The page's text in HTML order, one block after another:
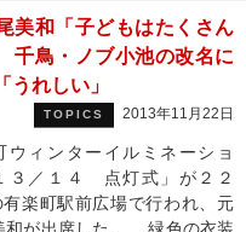
美和「子どもはたくさん
鳥・ノブ小池の改名に
うれしい」
TOPICS 2013年11月22日
ィンターイルミネーショ
／１４ 点灯式」が２２
有楽町駅前広場で行われ、元